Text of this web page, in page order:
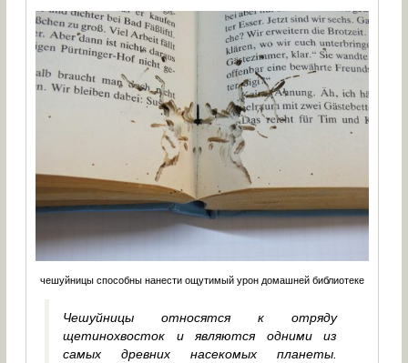
чешуйницы способны нанести ощутимый урон домашней библиотеке
Чешуйницы относятся к отряду
щетинохвосток и являются одними из
самых древних насекомых планеты.